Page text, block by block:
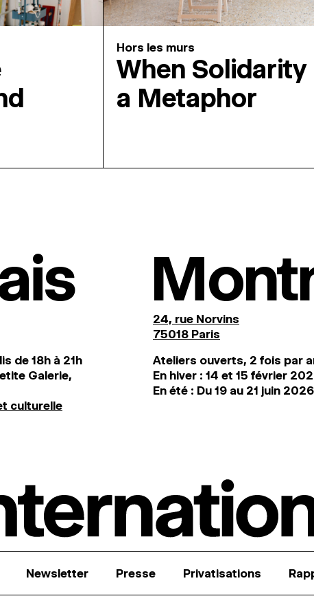
Hors les murs
When Solidarity
a Metaphor
de 18h à 21h
Galerie,
culturelle
24, rue Norvins
75018 Paris
Ateliers ouverts, 2 fois par
En hiver : 14 et 15 février
En été : Du 19 au 21 juin 2026
Newsletter Presse Privatisations